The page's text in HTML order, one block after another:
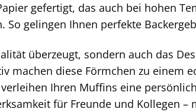
gefertigt, das auch bei hohen
So gelingen Ihnen perfekte
überzeugt, sondern auch das
machen diese Förmchen zu einem
Ihren Muffins eine
für Freunde und Kollegen